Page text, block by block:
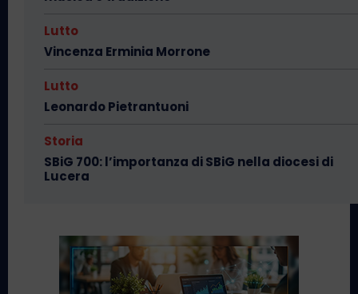
Lutto
Vincenza Erminia Morrone
Lutto
Leonardo Pietrantuoni
Storia
SBiG 700: l’importanza di SBiG nella diocesi di
Lucera